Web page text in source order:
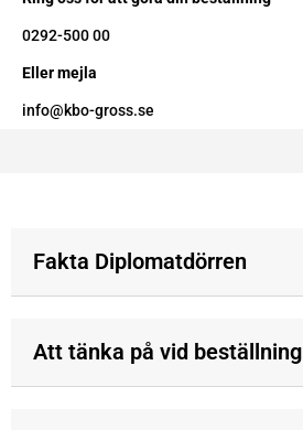
0292-500 00
Eller mejla
info@kbo-gross.se
Fakta Diplomatdörren
Att tänka på vid beställning